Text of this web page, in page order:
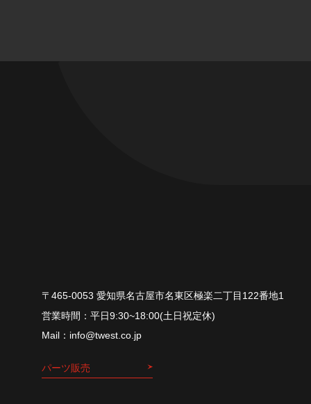
〒465-0053 愛知県名古屋市名東区極楽二丁目122番地1
平⽇9:30~18:00(⼟⽇祝定休)
info@twest.co.jp
パーツ販売